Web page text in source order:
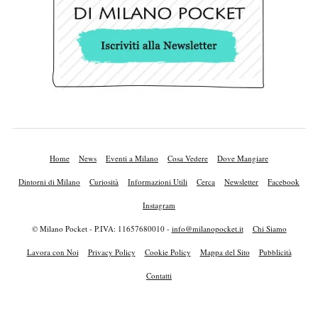
Home News Eventi a Milano Cosa Vedere Dove Mangiare
Dintorni di Milano Curiosità Informazioni Utili Cerca Newsletter Facebook
Instagram
© Milano Pocket - P.IVA: 11657680010 - info@milanopocket.it Chi Siamo
Lavora con Noi Privacy Policy Cookie Policy Mappa del Sito Pubblicità
Contatti